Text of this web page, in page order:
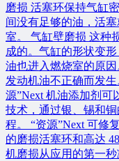
磨损 活塞环保持气缸
间没有足够的油，活
室。 气缸壁磨损 这种
成的。气缸的形状变
油也进入燃烧室的原
发动机油不正确而发
源”Next 机油添加剂可
技术，通过银、锡和
程。 “资源”Next 可修
的磨损活塞环和高达
机磨损从应用的第一